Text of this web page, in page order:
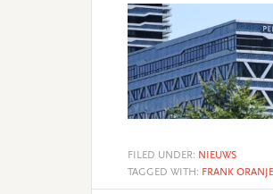
FILED UNDER: NIEUWS
TAGGED WITH: FRANK ORANJE